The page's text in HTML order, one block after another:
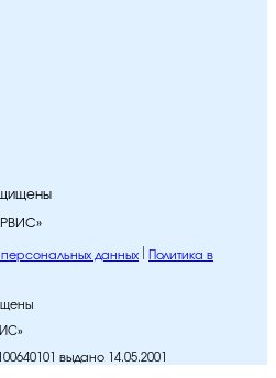
персональных данных
Политика в
выдано 14.05.2001